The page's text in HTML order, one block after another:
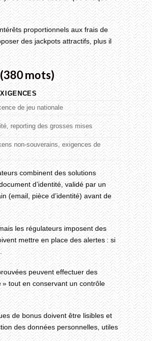
proportionnels aux frais de
des jackpots attractifs, plus il
mots)
de jeu nationale
reporting des grosses mises
non‑souverains, exigences de
combinent des solutions
d’identité, validé par un
(email, pièce d’identité) avant de
les régulateurs imposent des
mettre en place des alertes : si
peuvent effectuer des
tout en conservant un contrôle
de bonus doivent être lisibles et
des données personnelles, utiles